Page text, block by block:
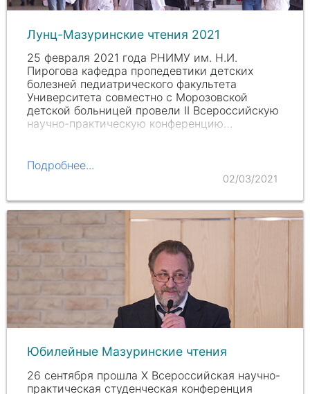
Лунц-Мазуринские чтения 2021
25 февраля 2021 года РНИМУ им. Н.И.
Пирогова кафедра пропедевтики детских
болезней педиатрического факультета
Университета совместно с Морозовской
детской больницей провели II Всероссийскую
научно-практическую конференцию…
Подробнее...
02/03/2021
Юбилейные Мазуринские чтения
26 сентября прошла X Всероссийская научно-
практическая студенческая конференция